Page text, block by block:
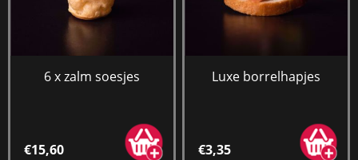
6 x zalm soesjes
€15,60
Luxe borrelhapjes
€3,35